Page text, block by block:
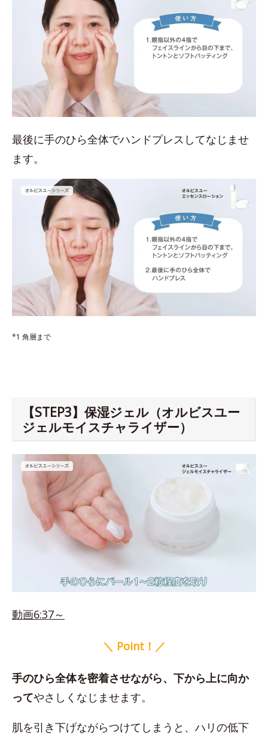
最後に手のひら全体でハンドプレスしてなじませ
ます。
*1 角層まで
【STEP3】保湿ジェル（オルビスユー
ジェルモイスチャライザー）
動画6:37～
＼ Point！／
手のひら全体を密着させながら、下から上に向か
ってやさしくなじませます。
肌を引き下げながらつけてしまうと、ハリの低下